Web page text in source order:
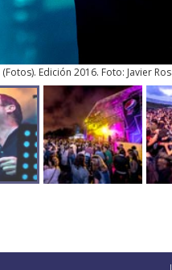
(Fotos). Edición 2016. Foto: Javier